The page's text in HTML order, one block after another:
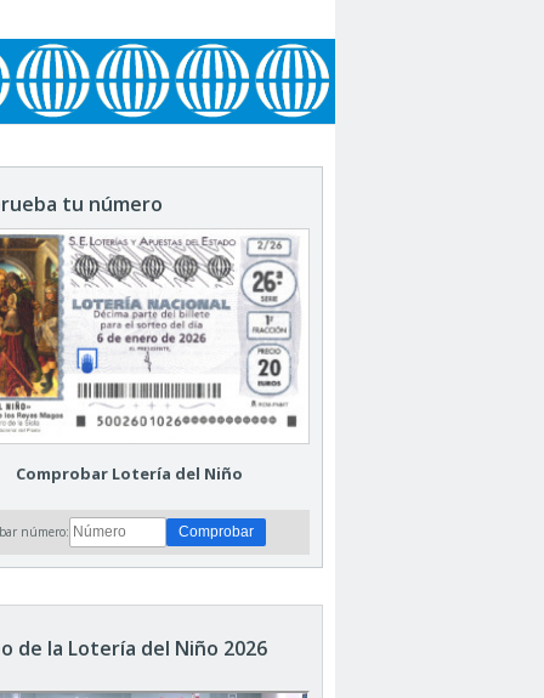
tu número
Comprobar Lotería del Niño
número:
de la Lotería del Niño 2026